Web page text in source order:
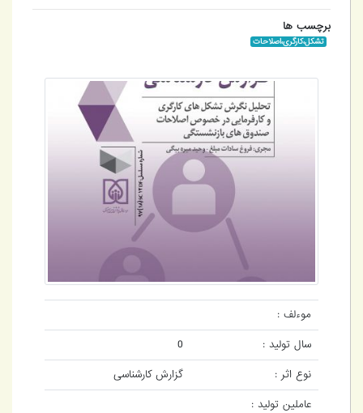
برچسب ها
تشکل،کارگری،اصلاحات
موءلف :
سال تولید :
نوع اثر :
گزارش کارشناسی
عاملین تولید :